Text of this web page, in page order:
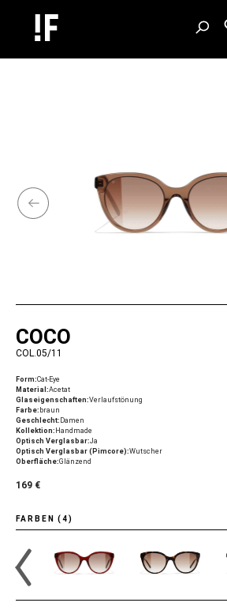
COCO
COL.05/11
Form:Cat-Eye
Material:Acetat
Glaseigenschaften:Verlaufstönung
Farbe: braun
Geschlecht: Damen
Kollektion: Handmade
Optisch Verglasbar:Ja
Optisch Verglasbar (Pimcore):Wutscher
Oberfläche:Glänzend
169 €
FARBEN (4)